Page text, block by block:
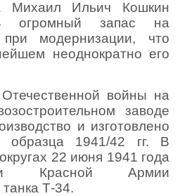
Михаил Ильич Кошкин
огромный запас на
модернизации, что
неоднократно его
войны на
заводе
и изготовлено
образца 1941/42 гг. В
22 июня 1941 года
Красной Армии
Т-34.